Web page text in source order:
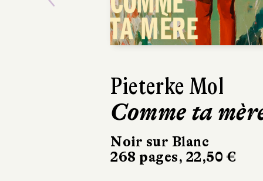
Pieterke Mol
Comme ta
Noir sur Blanc
268 pages, 22,50 €
Ásta
Dehors,
Previous